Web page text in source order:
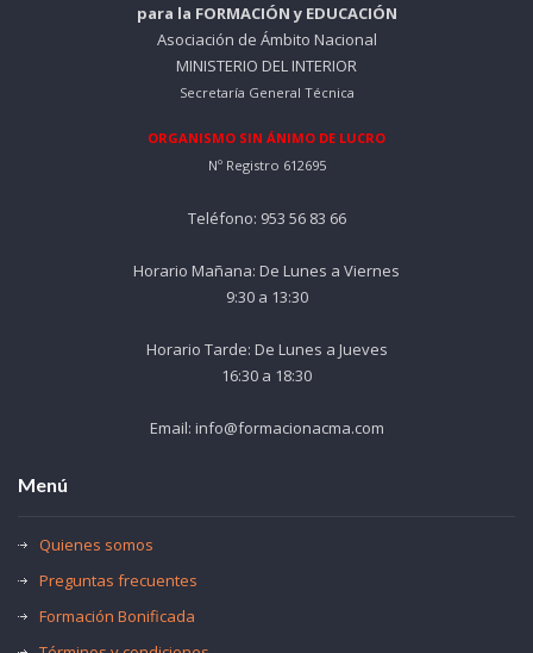
para la FORMACIÓN y EDUCACIÓN
Asociación de Ámbito Nacional
MINISTERIO DEL INTERIOR
Secretaría General Técnica
ORGANISMO SIN ÁNIMO DE LUCRO
Nº Registro 612695
Teléfono: 953 56 83 66
Horario Mañana: De Lunes a Viernes
9:30 a 13:30
Horario Tarde: De Lunes a Jueves
16:30 a 18:30
Email: info@formacionacma.com
Menú
Quienes somos
Preguntas frecuentes
Formación Bonificada